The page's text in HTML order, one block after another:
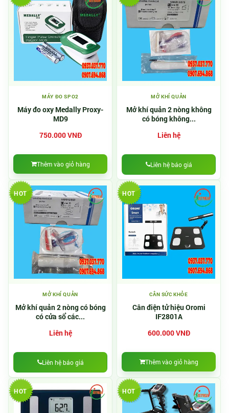
MÁY ĐO SPO2
Máy đo oxy Medally Proxy-
MD9
750.000 VNĐ
Thêm vào giỏ hàng
MỞ KHÍ QUẢN
Mở khí quản 2 nòng không
có bóng không...
Liên hệ
Liên hệ báo giá
HOT
MỞ KHÍ QUẢN
Mở khí quản 2 nòng có bóng
có cửa sổ các...
Liên hệ
Liên hệ báo giá
HOT
CÂN SỨC KHỎE
Cân điện tử hiệu Oromi
IF2801A
600.000 VNĐ
Thêm vào giỏ hàng
HOT HOT